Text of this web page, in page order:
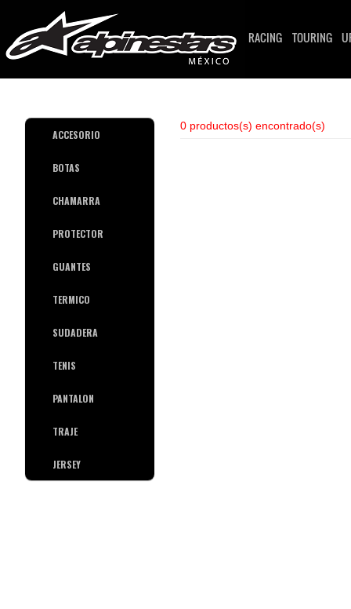
RACING TOURING
ACCESORIO
BOTAS
CHAMARRA
PROTECTOR
GUANTES
TERMICO
SUDADERA
TENIS
PANTALON
TRAJE
JERSEY
0 productos(s) encontrado(s)